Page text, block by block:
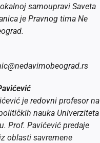
samoupravi Saveta
je Pravnog tima Ne
je redovni profesor na
nauka Univerziteta
Prof. Pavićević predaje
oblasti savremene